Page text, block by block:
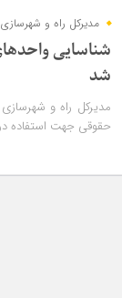
مدیرکل راه و
شناسایی
شد
مدیرکل راه و
حقوقی جهت استفاده